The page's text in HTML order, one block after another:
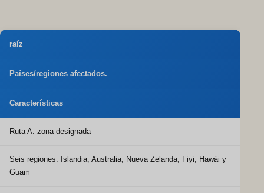
raíz
Países/regiones afectados.
Características
Ruta A: zona designada
Seis regiones: Islandia, Australia, Nueva Zelanda, Fiyi, Hawái y
Guam